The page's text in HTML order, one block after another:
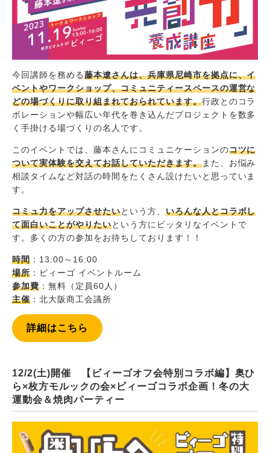
今回講師を務める藤本遼さんは、兵庫県尼崎市を拠点に、イ
ベントやワークショップ、コミュニティースペースの運営な
どの場づくりに取り組まれておられています。行政とのコラ
ボレーションや幅広い年代を巻き込んだプロジェクトを数多
く手掛ける場づくりの名人です。
このイベントでは、藤本さんにコミュニケーションのコツに
ついて実体験を交えてお話していただきます。また、お悩み
相談タイムなど対話の時間をたくさん設けたいと思っていま
す。
コミュ力をアップさせたいという方、 いろんな人とコラボし
て面白いことがやりたいという方にピッタリなイベントで
す。多くの方の参加をお待ちしております！！
時間：13:00～16:00
場所：ビィーゴ イベントルーム
参加費：無料（定員60人）
主催：北大阪商工会議所
詳細はこちら
12/2(土)開催 【ビィーゴオフ会特別コラボ編】奥ひ
ら×枚方モルックの会×ビィーゴコラボ企画！冬の大
運動会＆焼肉パーティー